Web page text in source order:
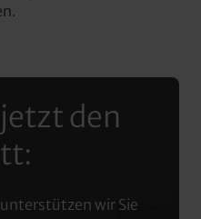
den
wir Sie